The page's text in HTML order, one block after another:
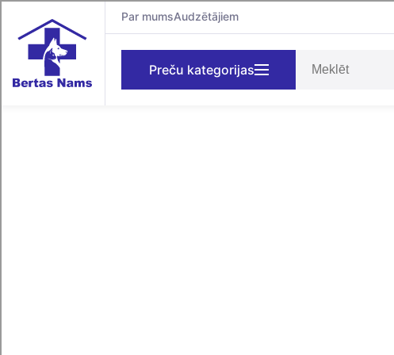
Par mumsAudzētājiem
Preču kategorijas